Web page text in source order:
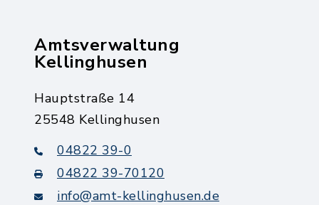
Amtsverwaltung
Kellinghusen
Hauptstraße 14
25548 Kellinghusen
04822 39-0
04822 39-70120
info@amt-kellinghusen.de